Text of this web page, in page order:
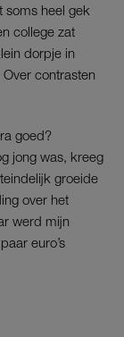
soms heel gek
college zat
dorpje in
contrasten
goed?
jong was, kreeg
groeide
over het
werd mijn
euro’s